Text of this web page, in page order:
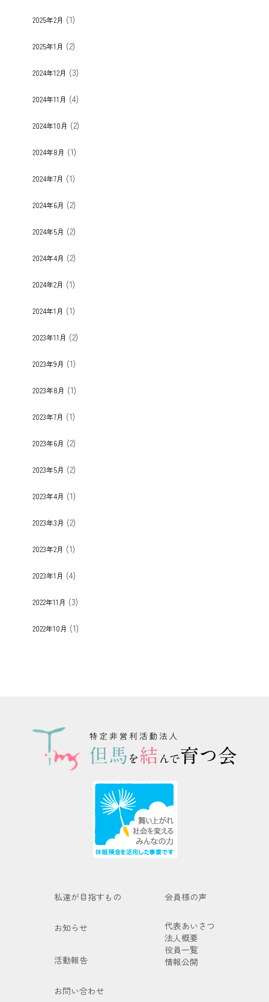
2025年2月 (1)
2025年1月 (2)
2024年12月 (3)
2024年11月 (4)
2024年10月 (2)
2024年8月 (1)
2024年7月 (1)
2024年6月 (2)
2024年5月 (2)
2024年4月 (2)
2024年2月 (1)
2024年1月 (1)
2023年11月 (2)
2023年9月 (1)
2023年8月 (1)
2023年7月 (1)
2023年6月 (2)
2023年5月 (2)
2023年4月 (1)
2023年3月 (2)
2023年2月 (1)
2023年1月 (4)
2022年11月 (3)
2022年10月 (1)
私達が目指すもの 会員様の声
お知らせ
代表あいさつ
法人概要
役員一覧
情報公開
活動報告
お問い合わせ